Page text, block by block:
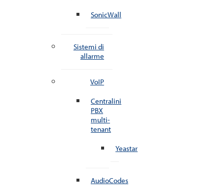
SonicWall
Sistemi di
allarme
VoIP
Centralini
PBX
multi-
tenant
Yeastar
AudioCodes